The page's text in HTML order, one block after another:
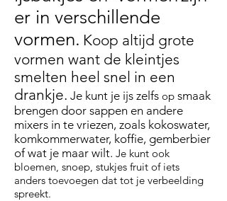
er in verschillende
vormen. Koop altijd grote
vormen want de kleintjes
smelten heel snel in een
drankje. Je kunt je ijs zelfs op smaak
brengen door sappen en andere
mixers in te vriezen, zoals kokoswater,
komkommerwater, koffie, gemberbier
of wat je maar wilt. Je kunt ook
bloemen, snoep, stukjes fruit of iets
anders toevoegen dat tot je verbeelding
spreekt.